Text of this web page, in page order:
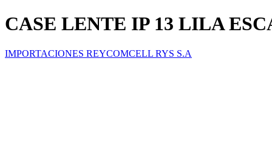
CASE LENTE IP 13 LILA
IMPORTACIONES REYCOMCELL RYS S.A